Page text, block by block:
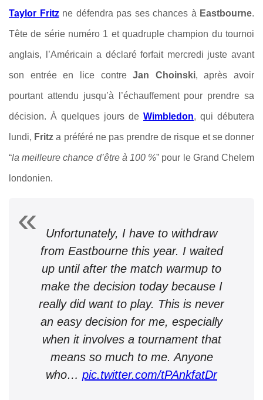
Taylor Fritzne défendra pas ses chances à Eastbourne.
Tête de série numéro 1 et quadruple champion du tournoi
anglais, l’Américain a déclaré forfait mercredi juste avant
son entrée en lice contreJan Choinski, après avoir
pourtant attendu jusqu’à l’échauffement pour prendre sa
décision. À quelques jours de Wimbledon, qui débutera
lundi, Fritza préféré ne pas prendre de risque et se donner
“la meilleure chance d’être à 100 %” pour le Grand Chelem
londonien.
Unfortunately, I have to withdraw
from Eastbourne this year. I waited
up until after the match warmup to
make the decision today because I
really did want to play. This is never
an easy decision for me, especially
when it involves a tournament that
means so much to me. Anyone
who… pic.twitter.com/tPAnkfatDr